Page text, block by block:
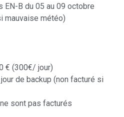
EN-B du 05 au 09 octobre
mauvaise météo)
€ (300€/ jour)
de backup (non facturé si
sont pas facturés